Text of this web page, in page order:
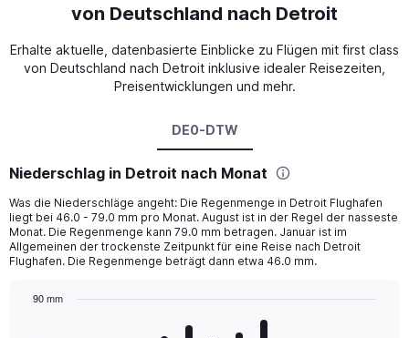
von Deutschland nach Detroit
Erhalte aktuelle, datenbasierte Einblicke zu Flügen mit first class
von Deutschland nach Detroit inklusive idealer Reisezeiten,
Preisentwicklungen und mehr.
DE0-DTW
Niederschlag in Detroit nach Monat
Was die Niederschläge angeht: Die Regenmenge in Detroit Flughafen
liegt bei 46.0 - 79.0 mm pro Monat. August ist in der Regel der nasseste
Monat. Die Regenmenge kann 79.0 mm betragen. Januar ist im
Allgemeinen der trockenste Zeitpunkt für eine Reise nach Detroit
Flughafen. Die Regenmenge beträgt dann etwa 46.0 mm.
90 mm